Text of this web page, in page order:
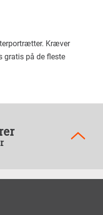
Kræver
gratis på de fleste